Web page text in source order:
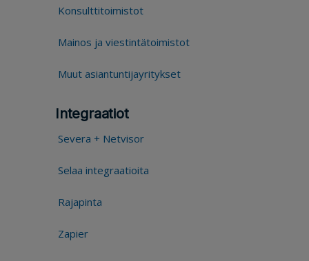
Konsulttitoimistot
Mainos ja viestintätoimistot
Muut asiantuntijayritykset
Integraatiot
Severa + Netvisor
Selaa integraatioita
Rajapinta
Zapier